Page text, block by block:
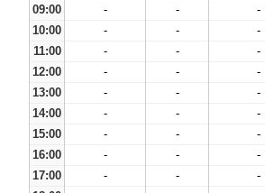
09:00
- - -
10:00
- - -
11:00
- - -
12:00
- - -
13:00
- - -
14:00
- - -
15:00
- - -
16:00
- - -
17:00
- - -